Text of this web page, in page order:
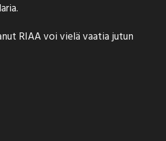
RIAA voi vielä vaatia jutun